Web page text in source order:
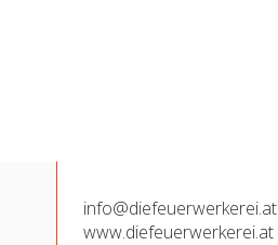
info@diefeuerwerkerei.at
www.diefeuerwerkerei.at